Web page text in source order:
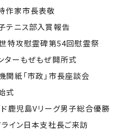
作家市長表敬
ニス部入賞報告
特攻慰霊碑第54回慰霊祭
ーもぜもぜ開所式
紙「市政」市長座談会
式
鹿児島Vリーグ男子総合優勝
イン日本支社長ご来訪